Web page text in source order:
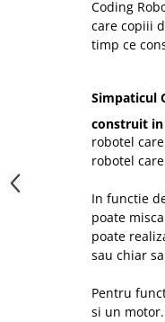
Coding
care copiii
timp ce
Simpaticul
construit
robotel
robotel
In functie
poate
poate
sau chiar
Pentru
si un motor.